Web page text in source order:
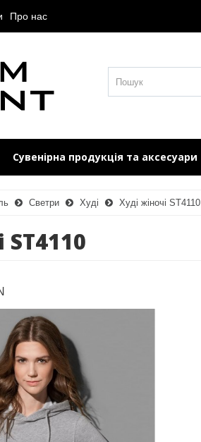
Про нас
Сувенірна продукція та аксесуари
Светри Худі Худі жіночі ST4110
ST4110